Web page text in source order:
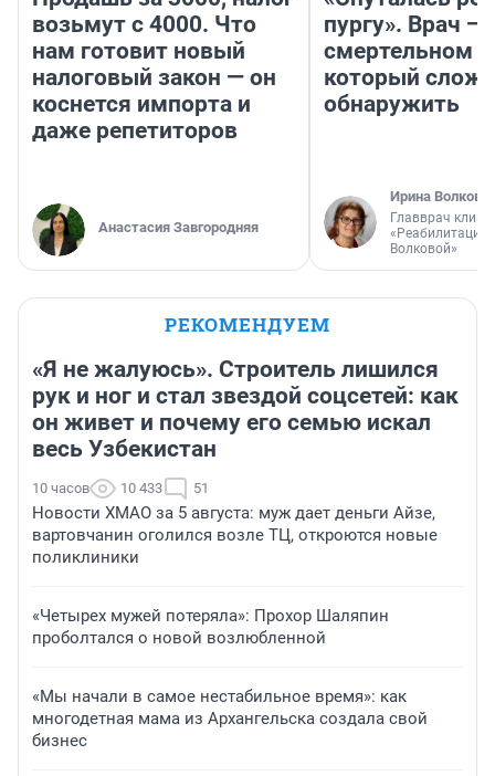
возьмут с 4000. Что
нам готовит новый
налоговый закон — он
коснется импорта и
даже репетиторов
Анастасия Завгородняя
пургу». Врач —
смертельном
который
обнаружить
Ирина Волкова
Главврач
«Реабилитация
Волковой»
РЕКОМЕНДУЕМ
«Я не жалуюсь». Строитель лишился
рук и ног и стал звездой соцсетей: как
он живет и почему его семью искал
весь Узбекистан
10 часов 10 433 51
Новости ХМАО за 5 августа: муж дает деньги Айзе,
вартовчанин оголился возле ТЦ, откроются новые
поликлиники
«Четырех мужей потеряла»: Прохор Шаляпин
проболтался о новой возлюбленной
«Мы начали в самое нестабильное время»: как
многодетная мама из Архангельска создала свой
бизнес